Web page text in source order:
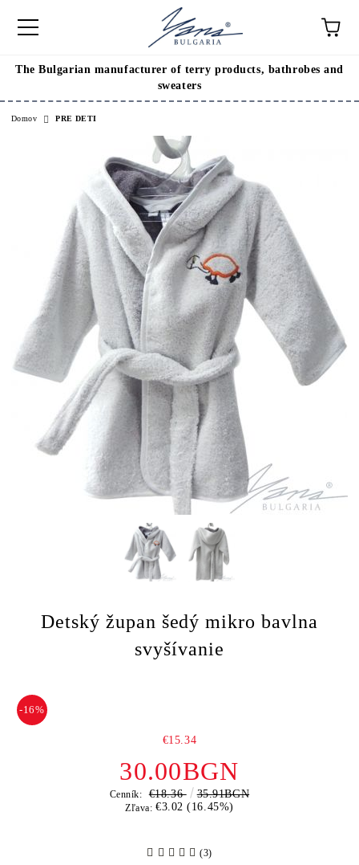
The Bulgarian manufacturer of terry products, bathrobes and
sweaters
Domov PRE DETI
Detský župan šedý mikro bavlna
svyšívanie
-16%
€15.34
30.00BGN
Cenník: €18.36 35.91BGN
Zľava: €3.02 (16.45%)
(3)